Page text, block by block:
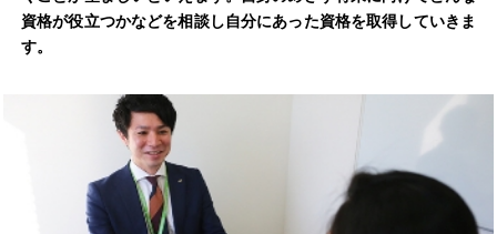
資格が役立つかなどを相談し自分にあった資格を取得していきま
す。